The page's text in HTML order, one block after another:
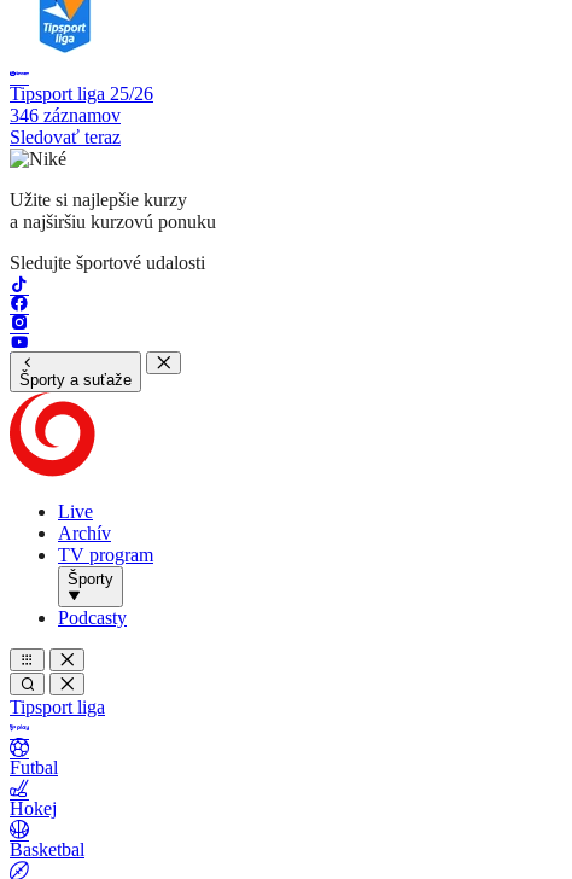
Tipsport liga 25/26
346 záznamov
Sledovať teraz
Užite si najlepšie kurzy
a najširšiu kurzovú ponuku
Sledujte športové udalosti
Športy a suťaže
Live
Archív
TV program
Športy
Podcasty
Tipsport liga
Futbal
Hokej
Basketbal